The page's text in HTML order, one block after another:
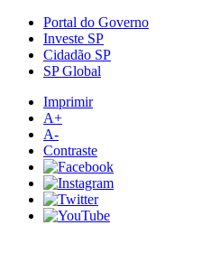
Portal do Governo
Investe SP
Cidadão SP
SP Global
Imprimir
A+
A-
Contraste